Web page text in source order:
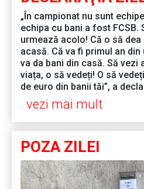
„În campionat nu sunt
echipa cu bani a fost FCSB.
urmează acolo! Că o să
acasă. Că va fi primul an
va da bani din casă. Să
viața, o să vedeți! O să
de euro din banii tăi”, a
vezi mai mult
POZA ZILEI